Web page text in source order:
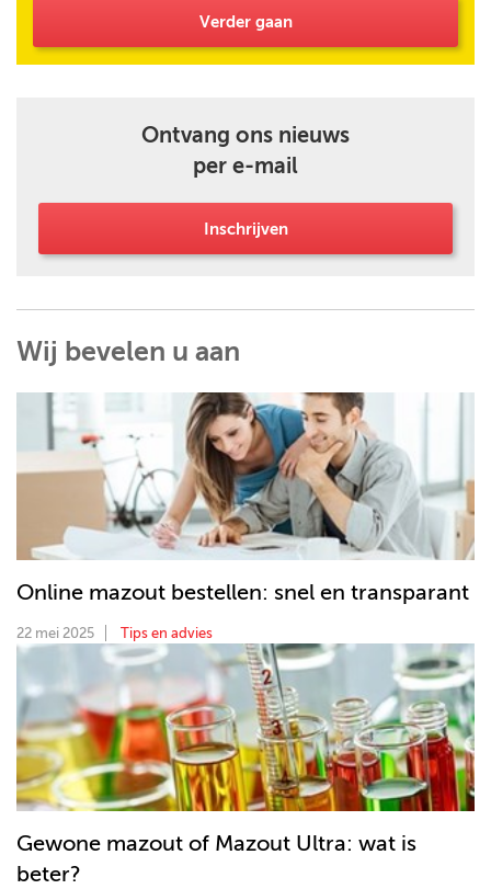
Verder gaan
Ontvang ons nieuws
per e-mail
Inschrijven
Wij bevelen u aan
Online mazout bestellen: snel en transparant
22 mei 2025 Tips en advies
Gewone mazout of Mazout Ultra: wat is
beter?